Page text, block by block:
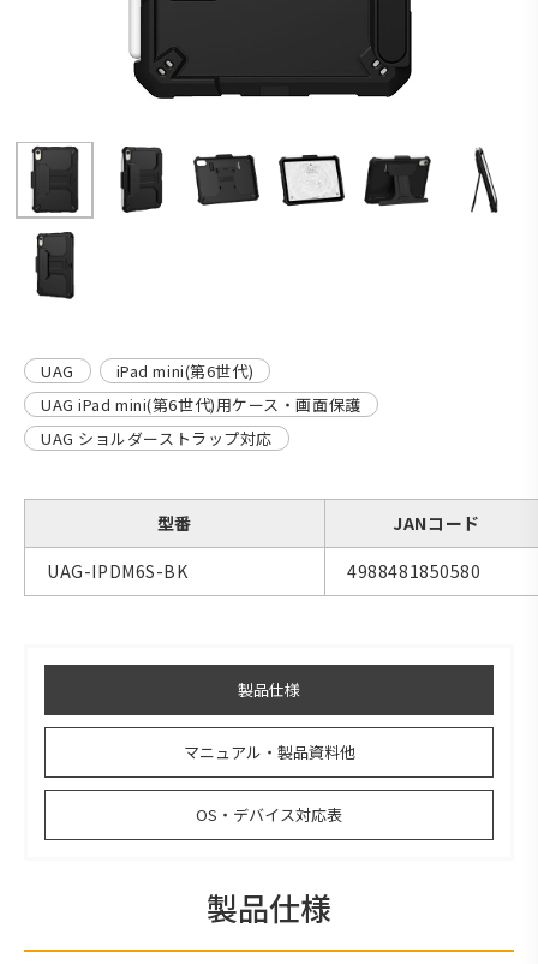
UAG
iPad mini(第6世代)
UAG iPad mini(第6世代)用ケース・画面保護
UAG ショルダーストラップ対応
型番
JANコード
UAG-IPDM6S-BK
4988481850580
製品仕様
マニュアル・製品資料他
OS・デバイス対応表
製品仕様